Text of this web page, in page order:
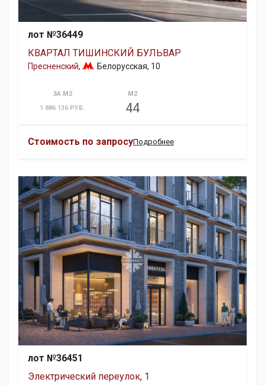
лот №36449
КВАРТАЛ ТИШИНСКИЙ БУЛЬВАР
Пресненский, Белорусская, 10
ЗА М2
1 886 136 РУБ.
М2
44
Стоимость по запросуПодробнее
лот №36451
Электрический переулок, 1